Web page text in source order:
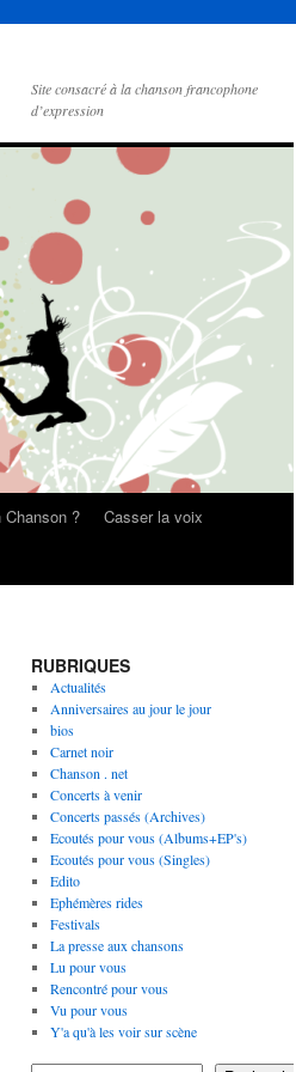
Site consacré à la chanson francophone
d’expression
? Casser la voix
RUBRIQUES
Actualités
Anniversaires au jour le jour
bios
Carnet noir
Chanson . net
Concerts à venir
Concerts passés (Archives)
Ecoutés pour vous (Albums+EP's)
Ecoutés pour vous (Singles)
Edito
Ephémères rides
Festivals
La presse aux chansons
Lu pour vous
Rencontré pour vous
Vu pour vous
Y'a qu'à les voir sur scène